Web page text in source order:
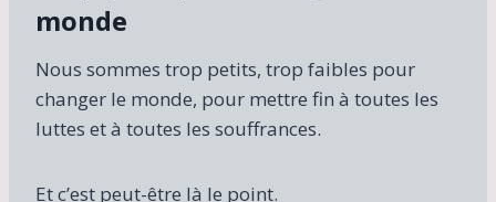
monde
Nous sommes trop petits, trop faibles pour
changer le monde, pour mettre fin à toutes les
luttes et à toutes les souffrances.
Et c’est peut-être là le point.